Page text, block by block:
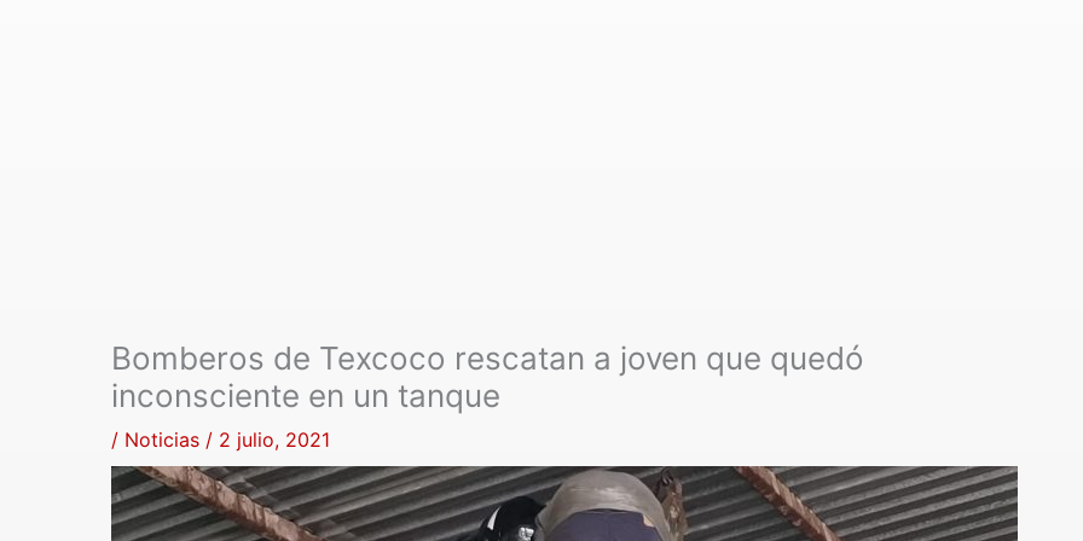
Bomberos de Texcoco rescatan a joven que quedó
inconsciente en un tanque
/ Noticias / 2 julio, 2021